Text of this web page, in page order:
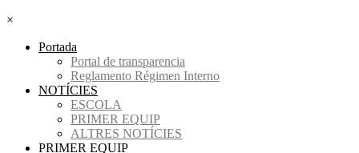
×
Portada
Portal de transparencia
Reglamento Régimen Interno
NOTÍCIES
ESCOLA
PRIMER EQUIP
ALTRES NOTÍCIES
PRIMER EQUIP